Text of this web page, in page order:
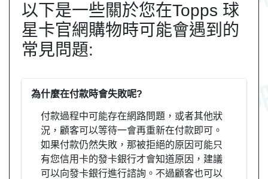
以下是一些關於您在Topps 球
星卡官網購物時可能會遇到的
常見問題:
為什麼在付款時會失敗呢?
付款過程中可能存在網路問題，或者其他狀
況，顧客可以等待一會再重新在付款即可。
如果付款仍然失敗，那被拒絕的原因可能只
有您信用卡的發卡銀行才會知道原因，建議
可以向發卡銀行進行諮詢。不過顧客也可以